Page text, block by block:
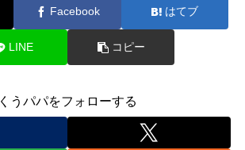
Facebook はてブ
LINE コピー
くうパパをフォローする